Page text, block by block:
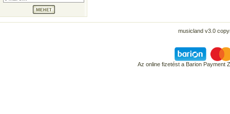
musicland v3.0
Az online fizetést a Barion Payment